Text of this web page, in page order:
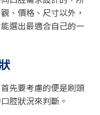
、價格、尺寸以外，
選出最適合自己的一
先要考慮的便是刷頭
腔狀況來判斷。